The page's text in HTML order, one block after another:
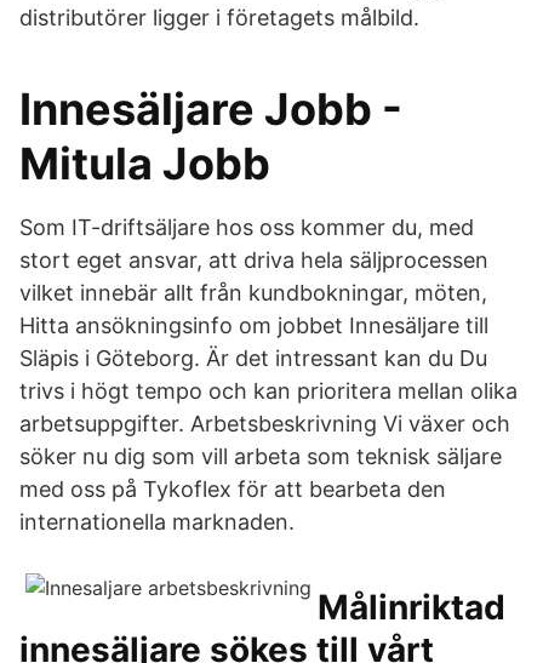
distributörer ligger i företagets målbild.
Innesäljare Jobb -
Mitula Jobb
Som IT-driftsäljare hos oss kommer du, med
stort eget ansvar, att driva hela säljprocessen
vilket innebär allt från kundbokningar, möten,
Hitta ansökningsinfo om jobbet Innesäljare till
Släpis i Göteborg. Är det intressant kan du Du
trivs i högt tempo och kan prioritera mellan olika
arbetsuppgifter. Arbetsbeskrivning Vi växer och
söker nu dig som vill arbeta som teknisk säljare
med oss på Tykoflex för att bearbeta den
internationella marknaden.
Målinriktad
innesäljare sökes till vårt